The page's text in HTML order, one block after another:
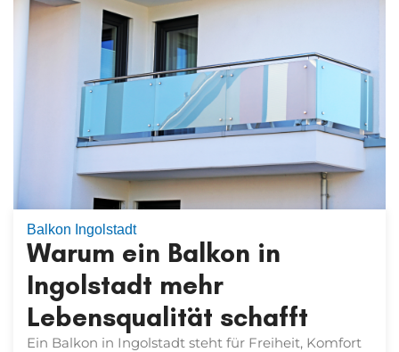
Balkon Ingolstadt
Warum ein Balkon in
Ingolstadt mehr
Lebensqualität schafft
Ein Balkon in Ingolstadt steht für Freiheit, Komfort